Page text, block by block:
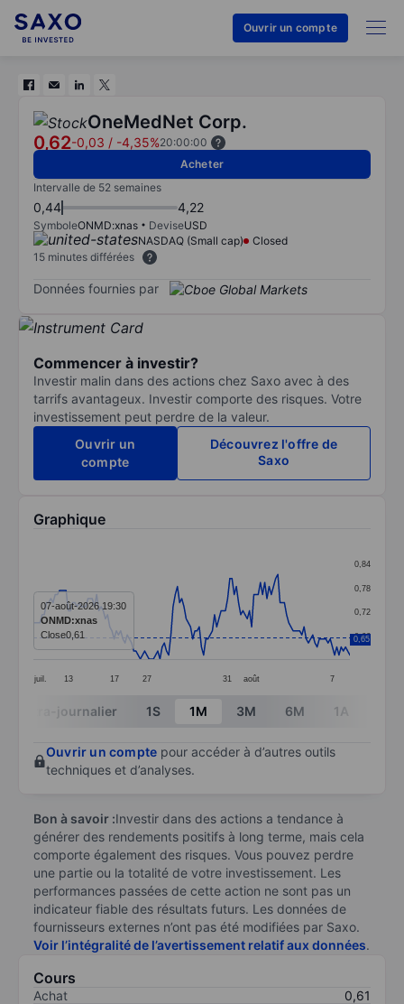
Ouvrir un compte
OneMedNet Corp.
0,62-0,03 / -4,35%20:00:00
Acheter
Intervalle de 52 semaines
0,44 4,22
SymboleONMD:xnas DeviseUSD
NASDAQ (Small cap)
Closed
15 minutes différées
Données fournies par
Commencer à investir?
Investir malin dans des actions chez Saxo avec à des
tarrifs avantageux. Investir comporte des risques. Votre
investissement peut perdre de la valeur.
Ouvrir un
compte
Découvrez l'offre de
Saxo
Graphique
Line chart with 146 data points.
The chart has 1 X axis displaying categories.
The chart has 1 Y axis displaying values. Data
juil. 13 17 27 31 août 7
0,66
0,72
0,78
0,84
0,65
07-août-2026 19:30
ONMD:xnas
Close0,61
End of interactive chart.
Intra-journalier 1S 1M 3M 6M 1A
Ouvrir un compte pour accéder à d’autres outils
techniques et d’analyses.
Bon à savoir :Investir dans des actions a tendance à
générer des rendements positifs à long terme, mais cela
comporte également des risques. Vous pouvez perdre
une partie ou la totalité de votre investissement. Les
performances passées de cette action ne sont pas un
indicateur fiable des résultats futurs. Les données de
fournisseurs externes n’ont pas été modifiées par Saxo.
Voir l’intégralité de l’avertissement relatif aux données.
Cours
Achat
0,61